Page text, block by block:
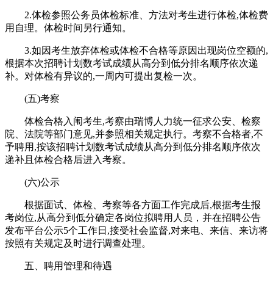
2.体检参照公务员体检标准、方法对考生进行体检,体检费
用自理。体检时间另行通知。
3.如因考生放弃体检或体检不合格等原因出现岗位空额的,
根据本次招聘计划数考试成绩从高分到低分排名顺序依次递
补。对体检有异议的,一周内可提出复检一次。
(五)考察
体检合格入闱考生,考察由瑞博人力统一征求公安、检察
院、法院等部门意见,并参照相关规定执行。考察不合格者,不
予聘用,按该招聘计划数考试成绩从高分到低分排名顺序依次
递补且体检合格后进入考察。
(六)公示
根据面试、体检、考察等各方面工作完成后,根据考生报
考岗位,从高分到低分确定各岗位拟聘用人员，并在招聘公告
发布平台公示5个工作日,接受社会监督,对来电、来信、来访将
按照有关规定及时进行调查处理。
五、聘用管理和待遇